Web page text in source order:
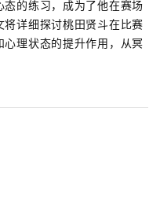
的练习，成为了他在赛场
将详细探讨桃田贤斗在比赛
理状态的提升作用，从冥